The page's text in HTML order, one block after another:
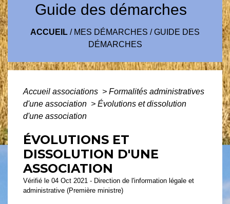
Guide des démarches
ACCUEIL / MES DÉMARCHES /GUIDE DES
DÉMARCHES
Accueil associations > Formalités administratives
d'une association > Évolutions et dissolution
d'une association
ÉVOLUTIONS ET
DISSOLUTION D'UNE
ASSOCIATION
Vérifié le 04 Oct 2021 - Direction de l'information légale et
administrative (Première ministre)